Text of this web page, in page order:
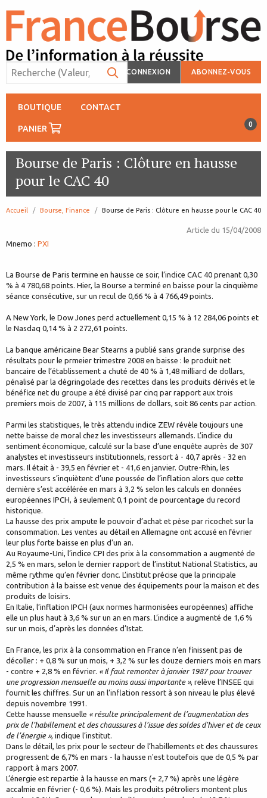
CONNEXION ABONNEZ-VOUS
BOUTIQUE CONTACT
PANIER 0
Bourse de Paris : Clôture en hausse
pour le CAC 40
Accueil Bourse, Finance page:
Bourse de Paris : Clôture en hausse pour le CAC 40
Article du 15/04/2008
Mnemo : PXI
La Bourse de Paris termine en hausse ce soir, l’indice CAC 40 prenant 0,30
% à 4 780,68 points. Hier, la Bourse a terminé en baisse pour la cinquième
séance consécutive, sur un recul de 0,66 % à 4 766,49 points.
A New York, le Dow Jones perd actuellement 0,15 % à 12 284,06 points et
le Nasdaq 0,14 % à 2 272,61 points.
La banque américaine Bear Stearns a publié sans grande surprise des
résultats pour le prmeier trimestre 2008 en baisse : le produit net
bancaire de l’établissement a chuté de 40 % à 1,48 milliard de dollars,
pénalisé par la dégringolade des recettes dans les produits dérivés et le
bénéfice net du groupe a été divisé par cinq par rapport aux trois
premiers mois de 2007, à 115 millions de dollars, soit 86 cents par action.
Parmi les statistiques, le très attendu indice ZEW révèle toujours une
nette baisse de moral chez les investisseurs allemands. L’indice du
sentiment économique, calculé sur la base d’une enquête auprès de 307
analystes et investisseurs institutionnels, ressort à - 40,7 après - 32 en
mars. Il était à - 39,5 en février et - 41,6 en janvier. Outre-Rhin, les
investisseurs s’inquiètent d’une poussée de l’inflation alors que cette
dernière s’est accélérée en mars à 3,2 % selon les calculs en données
européennes IPCH, à seulement 0,1 point de pourcentage du record
historique.
La hausse des prix ampute le pouvoir d’achat et pèse par ricochet sur la
consommation. Les ventes au détail en Allemagne ont accusé en février
leur plus forte baisse en plus d’un an.
Au Royaume-Uni, l’indice CPI des prix à la consommation a augmenté de
2,5 % en mars, selon le dernier rapport de l’institut National Statistics, au
même rythme qu’en février donc. L’institut précise que la principale
contribution à la baisse est venue des équipements pour la maison et des
produits de loisirs.
En Italie, l’inflation IPCH (aux normes harmonisées européennes) affiche
elle un plus haut à 3,6 % sur un an en mars. L’indice a augmenté de 1,6 %
sur un mois, d’après les données d’Istat.
En France, les prix à la consommation en France n’en finissent pas de
décoller : + 0,8 % sur un mois, + 3,2 % sur les douze derniers mois en mars
- contre + 2,8 % en février. « Il faut remonter à janvier 1987 pour trouver
une progression mensuelle au moins aussi importante », relève l’INSEE qui
fournit les chiffres. Sur un an l’inflation ressort à son niveau le plus élevé
depuis novembre 1991.
Cette hausse mensuelle « résulte principalement de l’augmentation des
prix de l’habillement et des chaussures à l’issue des soldes d’hiver et de ceux
de l’énergie », indique l’institut.
Dans le détail, les prix pour le secteur de l’habillements et des chaussures
progressent de 6,7% en mars - la hausse n'est toutefois que de 0,5 % par
rapport à mars 2007.
L’énergie est repartie à la hausse en mars (+ 2,7 %) après une légère
accalmie en février (- 0,6 %). Mais les produits pétroliers montent plus